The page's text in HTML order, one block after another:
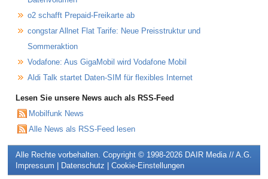
o2 schafft Prepaid-Freikarte ab
congstar Allnet Flat Tarife: Neue Preisstruktur und
Sommeraktion
Vodafone: Aus GigaMobil wird Vodafone Mobil
Aldi Talk startet Daten-SIM für flexibles Internet
Lesen Sie unsere News auch als RSS-Feed
Mobilfunk News
Alle News als RSS-Feed lesen
Alle Rechte vorbehalten. Copyright © 1998-2026 DAIR Media // A.G.
Impressum | Datenschutz | Cookie-Einstellungen